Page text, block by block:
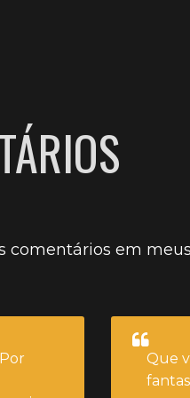
comentários em
Que